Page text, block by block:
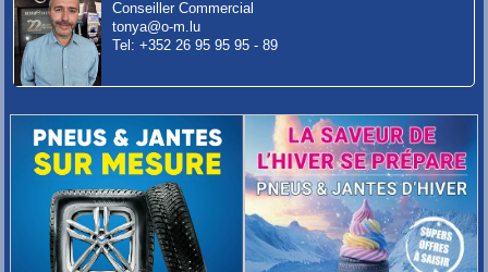
Conseiller Commercial
tonya@o-m.lu
Tel: +352 26 95 95 95 - 89